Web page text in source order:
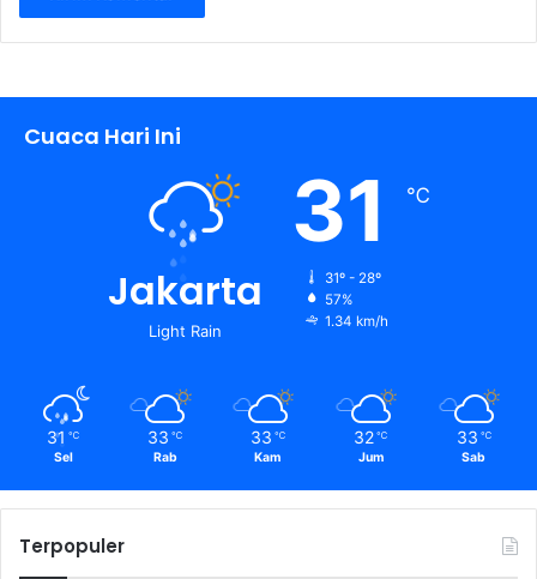
Cuaca Hari Ini
Jakarta
Light Rain
31 ℃
31º - 28º
57%
1.34 km/h
31 ℃
Sel
33 ℃
Rab
33 ℃
Kam
32 ℃
Jum
33 ℃
Sab
Terpopuler